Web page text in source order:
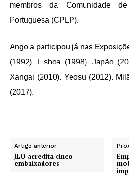
membros da Comunidade
Portuguesa (CPLP).
Angola participou já nas
(1992), Lisboa (1998), Japão
Xangai (2010), Yeosu (2012),
(2017).
Artigo anterior
JLO acredita cinco
embaixadores